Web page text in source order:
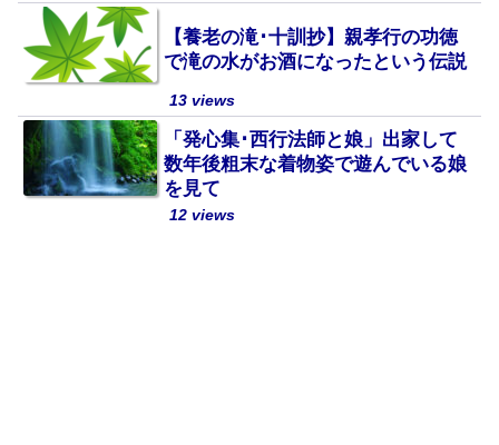
【養老の滝･十訓抄】親孝行の功徳
で滝の水がお酒になったという伝説
13 views
「発心集･西行法師と娘」出家して
数年後粗末な着物姿で遊んでいる娘
を見て
12 views